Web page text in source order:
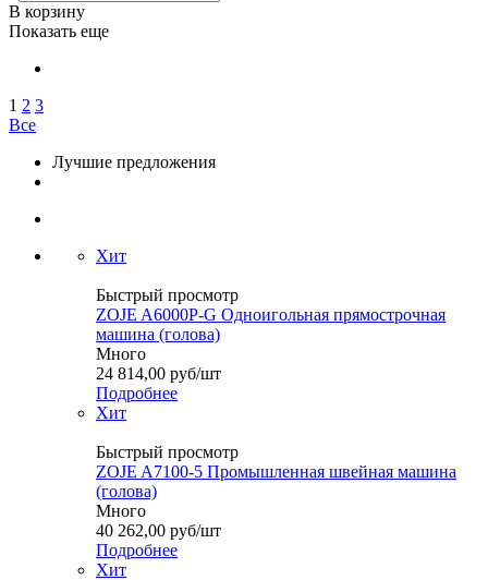
В корзину
Показать еще
1 2 3
Все
Лучшие предложения
Хит
Быстрый просмотр
ZOJE A6000P-G Одноигольная прямострочная
машина (голова)
Много
24 814,00 руб/шт
Подробнее
Хит
Быстрый просмотр
ZOJE A7100-5 Промышленная швейная машина
(голова)
Много
40 262,00 руб/шт
Подробнее
Хит